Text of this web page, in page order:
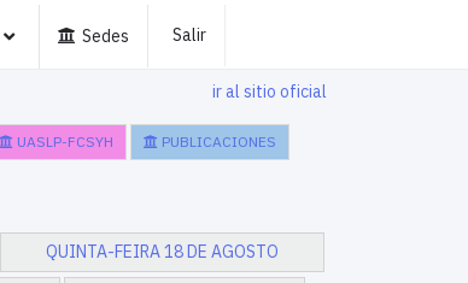
Sedes Salir
ir al sitio oficial
UASLP-FCSYH PUBLICACIONES
QUINTA-FEIRA 18 DE AGOSTO